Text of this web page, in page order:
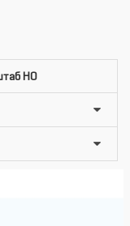
HO